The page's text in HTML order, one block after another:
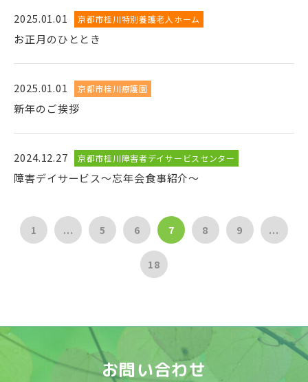
2025.01.01 京都市桂川特別養護老人ホーム
お正月のひととき
2025.01.01 京都市桂川療護園
新年のご挨拶
2024.12.27 京都市桂川障害者デイサービスセンター
障害デイサービス～忘年会食事紹介～
1 ... 5 6 7 8 9 ...
18
お問い合わせ